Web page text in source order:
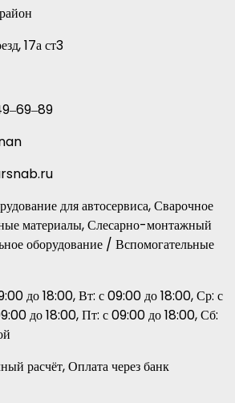
17а ст3
для автосервиса, Сварочное
материалы, Слесарно-монтажный
оборудование / Вспомогательные
до 18:00, Вт: с 09:00 до 18:00, Ср: с
до 18:00, Пт: с 09:00 до 18:00, Сб:
расчёт, Оплата через банк